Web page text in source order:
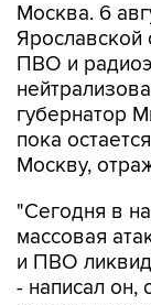
Москва. 6
Ярославской
ПВО и
губернатор
пока
Москву,
"Сегодня в
массовая
и ПВО
- написал он,